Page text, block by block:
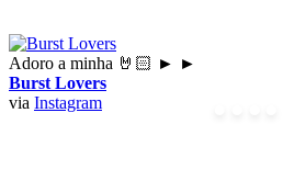
Adoro a minha 🤘🏻 ► ►
Burst Lovers
via Instagram